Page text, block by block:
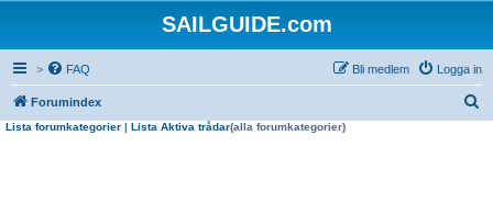
SAILGUIDE.com
> FAQ Logga in
Bli medlem
Forumindex
Lista forumkategorier | Lista Aktiva trådar(alla forumkategorier)